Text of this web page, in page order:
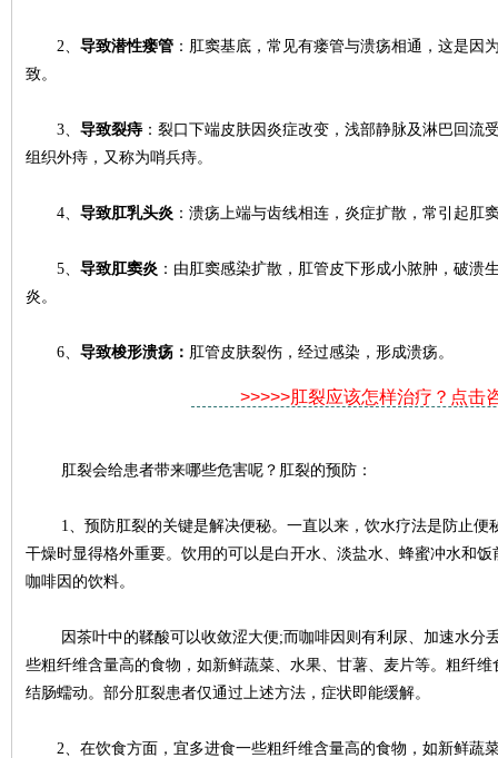
2、 导致潜性瘘管 ：肛窦基底，常见有瘘管与溃疡相通，这是因
致。
3、 导致裂痔：裂口下端皮肤因炎症改变，浅部静脉及淋巴回流
组织外痔，又称为哨兵痔。
4、 导致肛乳头炎 ：溃疡上端与齿线相连，炎症扩散，常引起肛
5、 导致肛窦炎 ：由肛窦感染扩散，肛管皮下形成小脓肿，破溃
炎。
6、 导致梭形溃疡： 肛管皮肤裂伤，经过感染，形成溃疡。
>>>>>肛裂应该怎样治疗？点击
肛裂会给患者带来哪些危害呢？肛裂的预防：
1、预防肛裂的关键是解决便秘。一直以来，饮水疗法是防止便
干燥时显得格外重要。饮用的可以是白开水、淡盐水、蜂蜜冲水和
咖啡因的饮料。
因茶叶中的鞣酸可以收敛涩大便;而咖啡因则有利尿、加速水分
些粗纤维含量高的食物，如新鲜蔬菜、水果、甘薯、麦片等。粗纤
结肠蠕动。部分肛裂患者仅通过上述方法，症状即能缓解。
2、在饮食方面，宜多进食一些粗纤维含量高的食物，如新鲜蔬